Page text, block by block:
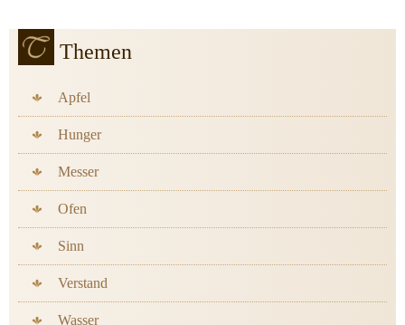
Themen
Apfel
Hunger
Messer
Ofen
Sinn
Verstand
Wasser